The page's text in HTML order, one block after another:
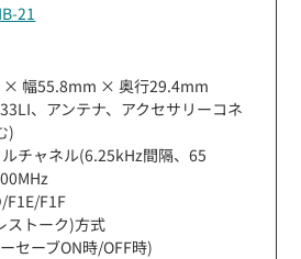
21
× 幅55.8mm × 奥行29.4mm
、アンテナ、アクセサリーコネ
)
チャネル(6.25kHz間隔、65
F1E/F1F
ストーク)方式
セーブON時/OFF時)